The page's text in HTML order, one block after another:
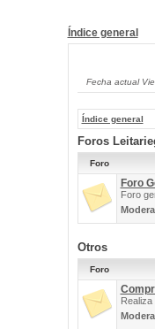
Índice general
Fecha actual
Índice general
Foros
Foro
Foro
Foro
Otros
Foro